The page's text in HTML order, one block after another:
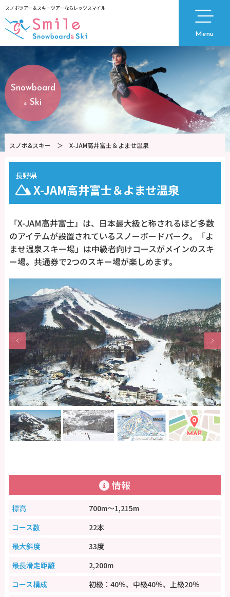
Menu
スノボツアー＆スキーツアーならレッツスマイル
Snowboard
& Ski
スノボ&スキー ＞ X-JAM高井富士＆よませ温泉
長野県
X-JAM高井富士＆よませ温泉
「X-JAM高井富士」は、日本最大級と称されるほど多数
のアイテムが設置されているスノーボードパーク。「よ
ませ温泉スキー場」は中級者向けコースがメインのスキ
ー場。共通券で2つのスキー場が楽しめます。
情報
標高
700m～1,215m
コース数
22本
最大斜度
33度
最長滑走距離
2,200m
コース構成
初級：40％、中級40％、上級20％